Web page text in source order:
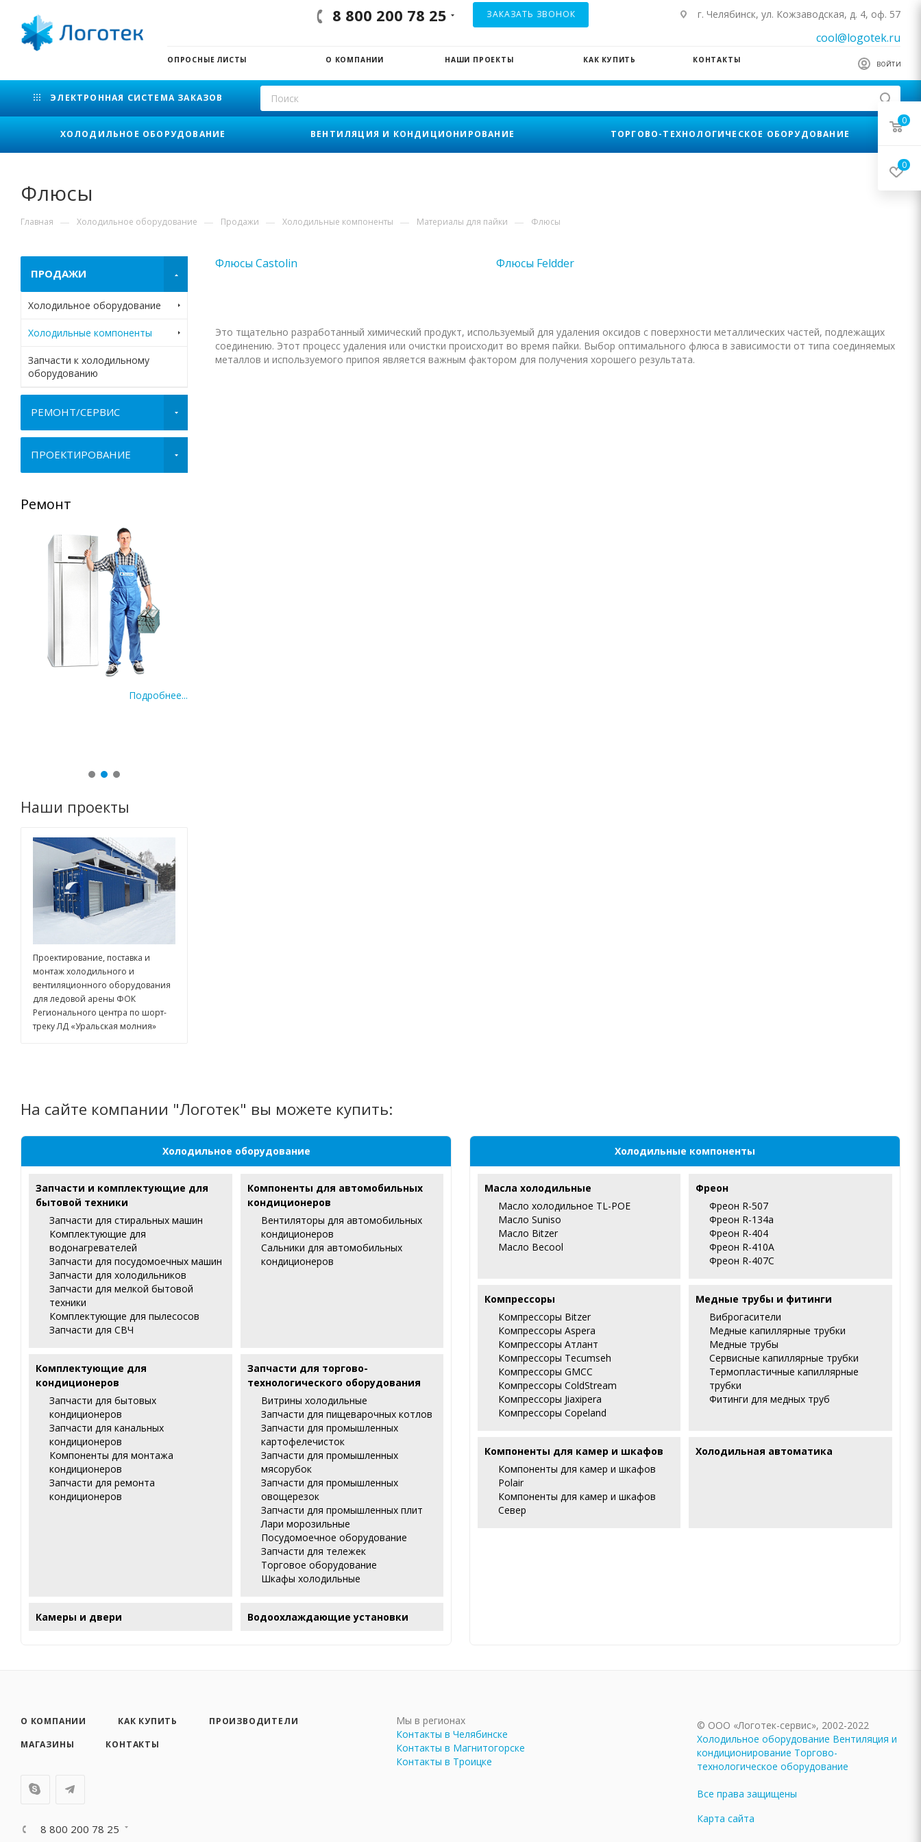
8 800 200 78 25 ЗАКАЗАТЬ ЗВОНОК г. Челябинск, ул. Кожзаводская, д. 4, оф. 57
cool@logotek.ru
ВОЙТИ
ОПРОСНЫЕ ЛИСТЫ О КОМПАНИИ НАШИ ПРОЕКТЫ КАК КУПИТЬ КОНТАКТЫ
ЭЛЕКТРОННАЯ СИСТЕМА ЗАКАЗОВ
ХОЛОДИЛЬНОЕ ОБОРУДОВАНИЕ ВЕНТИЛЯЦИЯ И КОНДИЦИОНИРОВАНИЕ ТОРГОВО-ТЕХНОЛОГИЧЕСКОЕ ОБОРУДОВАНИЕ
Флюсы
Главная — Холодильное оборудование — Продажи — Холодильные компоненты — Материалы для пайки — Флюсы
Флюсы Castolin Флюсы Feldder
Это тщательно разработанный химический продукт, используемый для удаления оксидов с поверхности металлических частей, подлежащих
соединению. Этот процесс удаления или очистки происходит во время пайки. Выбор оптимального флюса в зависимости от типа соединяемых
металлов и используемого припоя является важным фактором для получения хорошего результата.
ПРОДАЖИ
Холодильное оборудование
Холодильные компоненты
Запчасти к холодильному
оборудованию
РЕМОНТ/СЕРВИС
ПРОЕКТИРОВАНИЕ
Ремонт
Подробнее...
Наши проекты
Проектирование, поставка и
монтаж холодильного и
вентиляционного оборудования
для ледовой арены ФОК
Регионального центра по шорт-
треку ЛД «Уральская молния»
На сайте компании "Логотек" вы можете купить:
Холодильное оборудование
Запчасти и комплектующие для
бытовой техники
Запчасти для стиральных машин
Комплектующие для
водонагревателей
Запчасти для посудомоечных машин
Запчасти для холодильников
Запчасти для мелкой бытовой
техники
Комплектующие для пылесосов
Запчасти для СВЧ
Компоненты для автомобильных
кондиционеров
Вентиляторы для автомобильных
кондиционеров
Сальники для автомобильных
кондиционеров
Комплектующие для
кондиционеров
Запчасти для бытовых
кондиционеров
Запчасти для канальных
кондиционеров
Компоненты для монтажа
кондиционеров
Запчасти для ремонта
кондиционеров
Запчасти для торгово-
технологического оборудования
Витрины холодильные
Запчасти для пищеварочных котлов
Запчасти для промышленных
картофелечисток
Запчасти для промышленных
мясорубок
Запчасти для промышленных
овощерезок
Запчасти для промышленных плит
Лари морозильные
Посудомоечное оборудование
Запчасти для тележек
Торговое оборудование
Шкафы холодильные
Камеры и двери Водоохлаждающие установки
Холодильные компоненты
Масла холодильные
Масло холодильное TL-POE
Масло Suniso
Масло Bitzer
Масло Becool
Фреон
Фреон R-507
Фреон R-134a
Фреон R-404
Фреон R-410А
Фреон R-407С
Компрессоры
Компрессоры Bitzer
Компрессоры Aspera
Компрессоры Атлант
Компрессоры Tecumseh
Компрессоры GMCC
Компрессоры ColdStream
Компрессоры Jiaxipera
Компрессоры Copeland
Медные трубы и фитинги
Виброгасители
Медные капиллярные трубки
Медные трубы
Сервисные капиллярные трубки
Термопластичные капиллярные
трубки
Фитинги для медных труб
Компоненты для камер и шкафов
Компоненты для камер и шкафов
Polair
Компоненты для камер и шкафов
Север
Холодильная автоматика
О КОМПАНИИ КАК КУПИТЬ
ПРОИЗВОДИТЕЛИ
МАГАЗИНЫ
КОНТАКТЫ
8 800 200 78 25
Мы в регионах
Контакты в Челябинске
Контакты в Магнитогорске
Контакты в Троицке
© ООО «Логотек-сервис», 2002-2022
Холодильное оборудование Вентиляция и
кондиционирование Торгово-
технологическое оборудование
Все права защищены
Карта сайта
0
0